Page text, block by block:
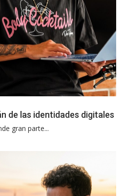
de las identidades digitales
gran parte...